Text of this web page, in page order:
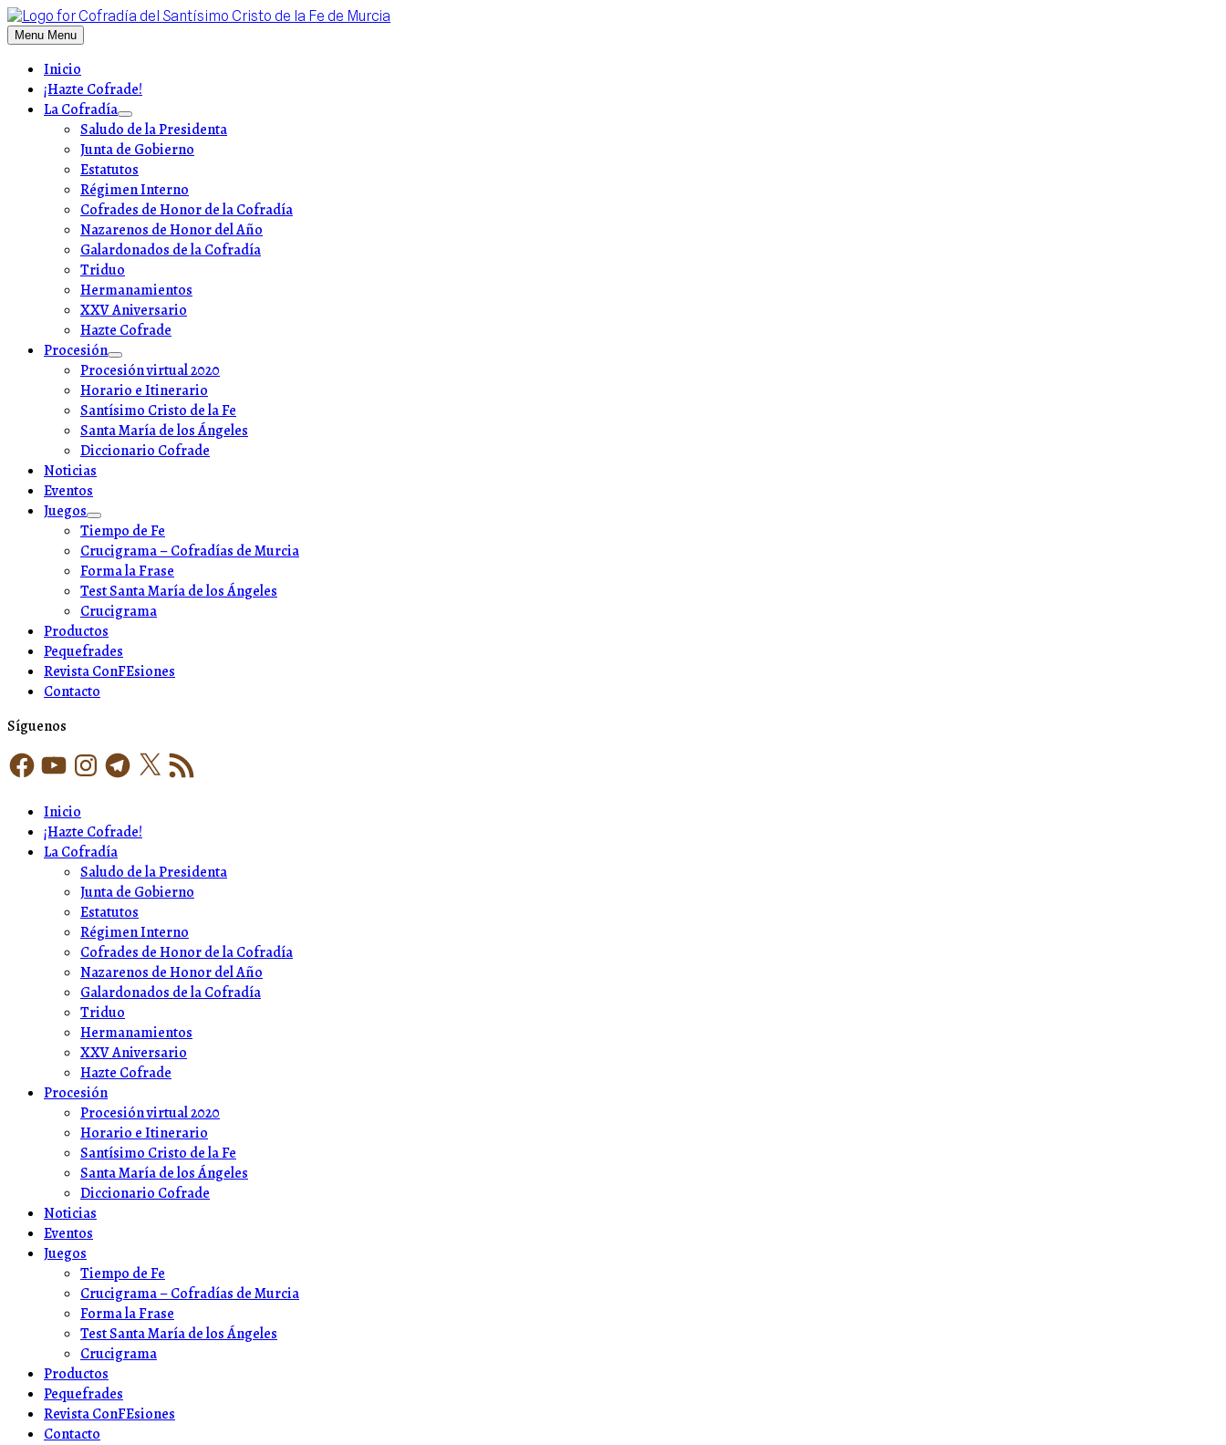
Skip
to
content
Menu Menu
Inicio
¡Hazte Cofrade!
La Cofradía
Show
sub
menu
Saludo de la Presidenta
Junta de Gobierno
Estatutos
Régimen Interno
Cofrades de Honor de la Cofradía
Nazarenos de Honor del Año
Galardonados de la Cofradía
Triduo
Hermanamientos
XXV Aniversario
Hazte Cofrade
Procesión
Show
sub
menu
Procesión virtual 2020
Horario e Itinerario
Santísimo Cristo de la Fe
Santa María de los Ángeles
Diccionario Cofrade
Noticias
Eventos
Juegos
Show
sub
menu
Tiempo de Fe
Crucigrama – Cofradías de Murcia
Forma la Frase
Test Santa María de los Ángeles
Crucigrama
Productos
Pequefrades
Revista ConFEsiones
Contacto
Síguenos
FacebookYouTubeInstagramTelegram
X Feed
RSS
Inicio
¡Hazte Cofrade!
La Cofradía
Saludo de la Presidenta
Junta de Gobierno
Estatutos
Régimen Interno
Cofrades de Honor de la Cofradía
Nazarenos de Honor del Año
Galardonados de la Cofradía
Triduo
Hermanamientos
XXV Aniversario
Hazte Cofrade
Procesión
Procesión virtual 2020
Horario e Itinerario
Santísimo Cristo de la Fe
Santa María de los Ángeles
Diccionario Cofrade
Noticias
Eventos
Juegos
Tiempo de Fe
Crucigrama – Cofradías de Murcia
Forma la Frase
Test Santa María de los Ángeles
Crucigrama
Productos
Pequefrades
Revista ConFEsiones
Contacto